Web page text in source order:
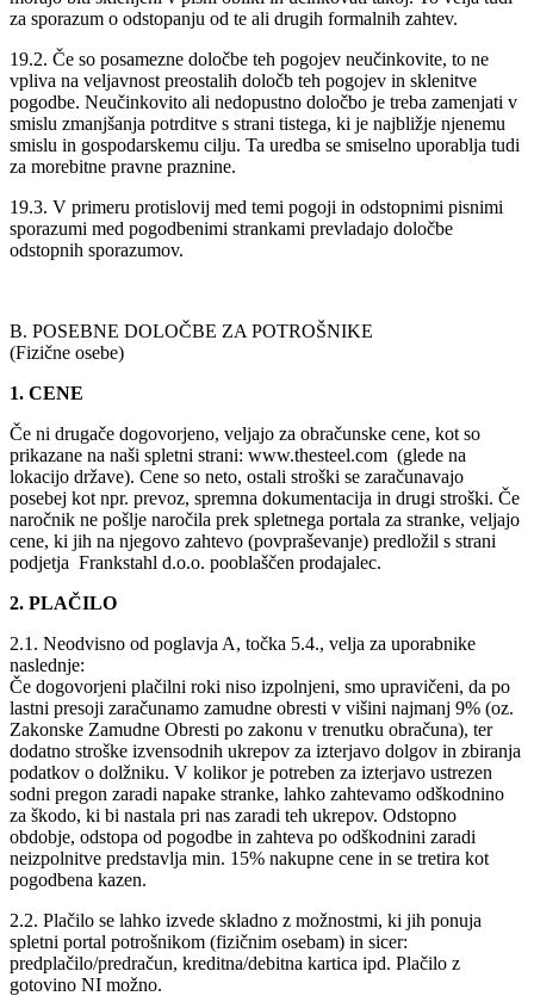
za sporazum o odstopanju od te ali drugih formalnih zahtev.
19.2. Če so posamezne določbe teh pogojev neučinkovite, to ne
vpliva na veljavnost preostalih določb teh pogojev in sklenitve
pogodbe. Neučinkovito ali nedopustno določbo je treba zamenjati v
smislu zmanjšanja potrditve s strani tistega, ki je najbližje njenemu
smislu in gospodarskemu cilju. Ta uredba se smiselno uporablja tudi
za morebitne pravne praznine.
19.3. V primeru protislovij med temi pogoji in odstopnimi pisnimi
sporazumi med pogodbenimi strankami prevladajo določbe
odstopnih sporazumov.
B. POSEBNE DOLOČBE ZA POTROŠNIKE
(Fizične osebe)
1. CENE
Če ni drugače dogovorjeno, veljajo za obračunske cene, kot so
prikazane na naši spletni strani: www.thesteel.com (glede na
lokacijo države). Cene so neto, ostali stroški se zaračunavajo
posebej kot npr. prevoz, spremna dokumentacija in drugi stroški. Če
naročnik ne pošlje naročila prek spletnega portala za stranke, veljajo
cene, ki jih na njegovo zahtevo (povpraševanje) predložil s strani
podjetja Frankstahl d.o.o. pooblaščen prodajalec.
2. PLAČILO
2.1. Neodvisno od poglavja A, točka 5.4., velja za uporabnike
naslednje:
Če dogovorjeni plačilni roki niso izpolnjeni, smo upravičeni, da po
lastni presoji zaračunamo zamudne obresti v višini najmanj 9% (oz.
Zakonske Zamudne Obresti po zakonu v trenutku obračuna), ter
dodatno stroške izvensodnih ukrepov za izterjavo dolgov in zbiranja
podatkov o dolžniku. V kolikor je potreben za izterjavo ustrezen
sodni pregon zaradi napake stranke, lahko zahtevamo odškodnino
za škodo, ki bi nastala pri nas zaradi teh ukrepov. Odstopno
obdobje, odstopa od pogodbe in zahteva po odškodnini zaradi
neizpolnitve predstavlja min. 15% nakupne cene in se tretira kot
pogodbena kazen.
2.2. Plačilo se lahko izvede skladno z možnostmi, ki jih ponuja
spletni portal potrošnikom (fizičnim osebam) in sicer:
predplačilo/predračun, kreditna/debitna kartica ipd. Plačilo z
gotovino NI možno.